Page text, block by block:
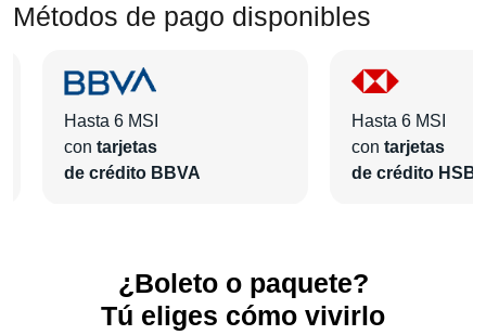
Métodos de pago disponibles
Hasta 6 MSI
con tarjetas
de crédito BBVA
Hasta 6 MSI
con tarjetas
de crédito
¿Boleto o paquete?
Tú eliges cómo vivirlo